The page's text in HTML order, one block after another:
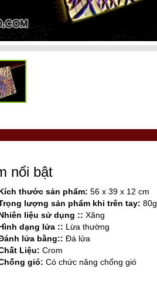
nổi bật
thước sản phẩm: 56 x 39 x 12 cm
lượng sản phẩm khi trên tay: 80g
liệu sử dụng :: Xăng
dạng lửa :: Lừa thường
lửa bằng:: Đá lửa
Liệu: Crom
gió: Có chức năng chống gió